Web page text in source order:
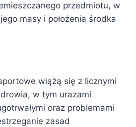
przedmiotu, w
masy i położenia środka
wiążą się z licznymi
w tym urazami
oraz problemami
zasad